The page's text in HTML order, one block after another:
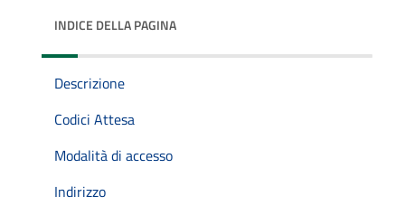
INDICE DELLA PAGINA
Descrizione
Codici Attesa
Modalità di accesso
Indirizzo